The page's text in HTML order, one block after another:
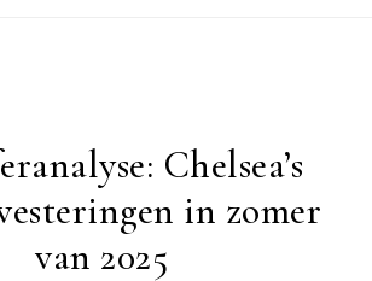
Chelsea’s
in zomer
van 2025